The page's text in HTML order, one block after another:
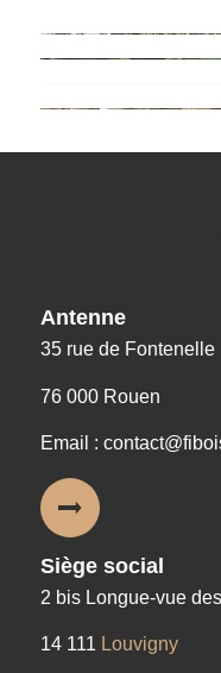
Antenne
35 rue de Fontenelle
76 000 Rouen
Email :
Siège social
2 bis Longue-vue
14 111 Louvigny